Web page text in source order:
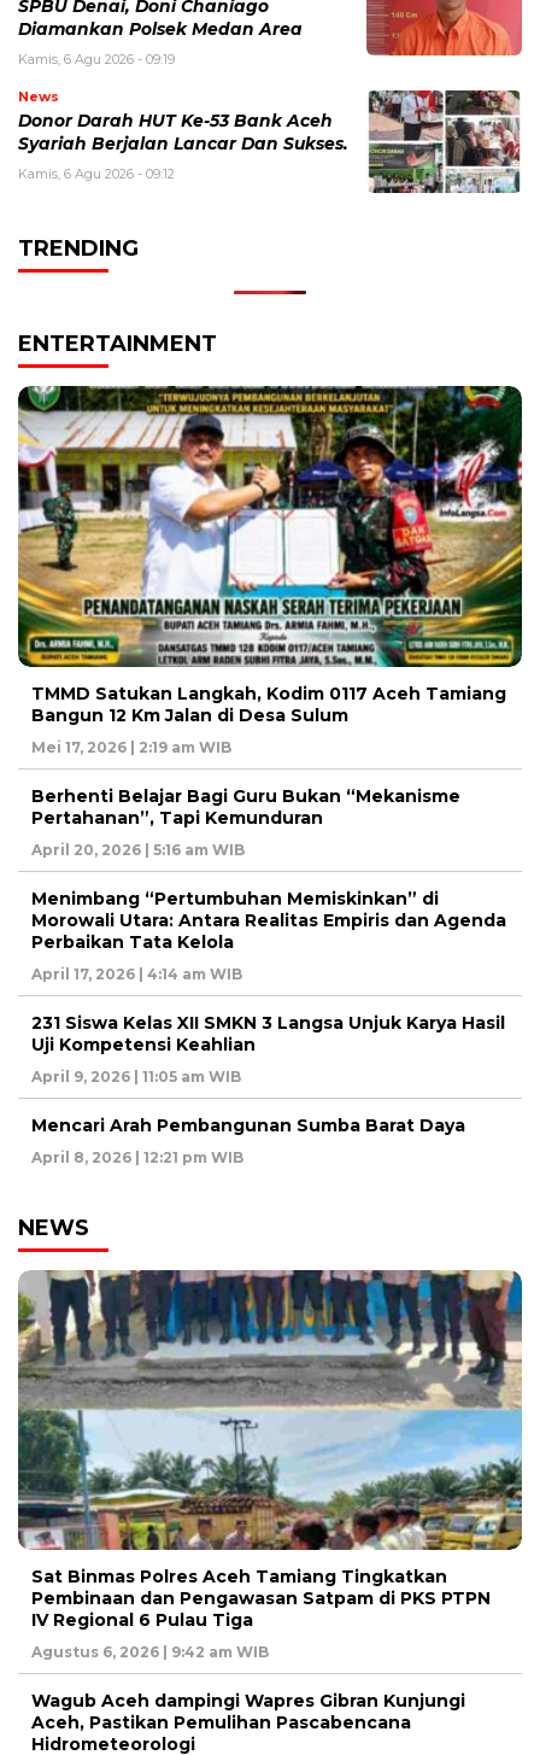
SPBU Denai, Doni Chaniago
Diamankan Polsek Medan Area
Kamis, 6 Agu 2026 - 09:19
News
Donor Darah HUT Ke-53 Bank Aceh
Syariah Berjalan Lancar Dan Sukses.
Kamis, 6 Agu 2026 - 09:12
TRENDING
ENTERTAINMENT
TMMD Satukan Langkah, Kodim 0117 Aceh Tamiang
Bangun 12 Km Jalan di Desa Sulum
Mei 17, 2026 | 2:19 am WIB
Berhenti Belajar Bagi Guru Bukan “Mekanisme
Pertahanan”, Tapi Kemunduran
April 20, 2026 | 5:16 am WIB
Menimbang “Pertumbuhan Memiskinkan” di
Morowali Utara: Antara Realitas Empiris dan Agenda
Perbaikan Tata Kelola
April 17, 2026 | 4:14 am WIB
231 Siswa Kelas XII SMKN 3 Langsa Unjuk Karya Hasil
Uji Kompetensi Keahlian
April 9, 2026 | 11:05 am WIB
Mencari Arah Pembangunan Sumba Barat Daya
April 8, 2026 | 12:21 pm WIB
NEWS
Sat Binmas Polres Aceh Tamiang Tingkatkan
Pembinaan dan Pengawasan Satpam di PKS PTPN
IV Regional 6 Pulau Tiga
Agustus 6, 2026 | 9:42 am WIB
Wagub Aceh dampingi Wapres Gibran Kunjungi
Aceh, Pastikan Pemulihan Pascabencana
Hidrometeorologi